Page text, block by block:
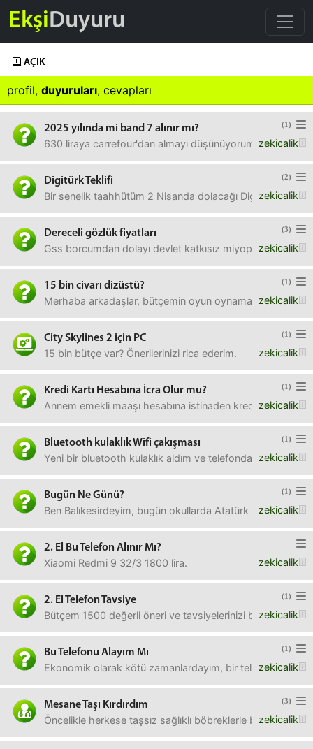
EkşiDuyuru
AÇIK
profil, duyuruları, cevapları
(1)
2025 yılında mi band 7 alınır mı?
zekicalik
630 liraya carrefour'dan almayı düşünüyorum, daha önce
(2)
Digitürk Teklifi
zekicalik
Bir senelik taahhütüm 2 Nisanda dolacağı Digitürke
(3)
Dereceli gözlük fiyatları
zekicalik
Gss borcumdan dolayı devlet katkısız miyop astigmat
(1)
15 bin civarı dizüstü?
zekicalik
Merhaba arkadaşlar, bütçemin oyun oynamak için çok
(1)
City Skylines 2 için PC
zekicalik
15 bin bütçe var? Önerilerinizi rica ederim.
(1)
Kredi Kartı Hesabına İcra Olur mu?
zekicalik
Annem emekli maaşı hesabına istinaden kredi kartı
(1)
Bluetooth kulaklık Wifi çakışması
zekicalik
Yeni bir bluetooth kulaklık aldım ve telefonda
(1)
Bugün Ne Günü?
zekicalik
Ben Balıkesirdeyim, bugün okullarda Atatürk ve bayrak
2. El Bu Telefon Alınır Mı?
zekicalik
Xiaomi Redmi 9 32/3 1800 lira.
(1)
2. El Telefon Tavsiye
zekicalik
Bütçem 1500 değerli öneri ve tavsiyelerinizi
(1)
Bu Telefonu Alayım Mı
zekicalik
Ekonomik olarak kötü zamanlardayım, bir telefoncuda
(3)
Mesane Taşı Kırdırdım
zekicalik
Öncelikle herkese taşsız sağlıklı böbreklerle bir hayat